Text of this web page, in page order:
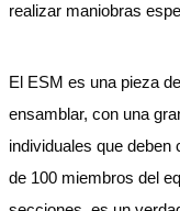
realizar maniobras
El ESM es una pieza
ensamblar, con una
individuales que
de 100 miembros del